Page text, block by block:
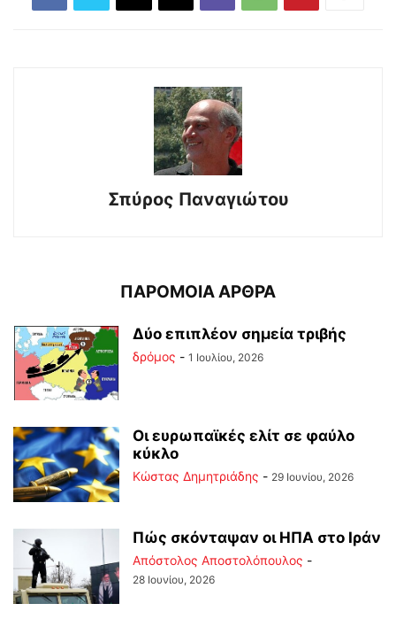
Σπύρος Παναγιώτου
ΠΑΡΟΜΟΙΑ ΑΡΘΡΑ
Δύο επιπλέον σημεία τριβής
δρόμος - 1 Ιουλίου, 2026
Οι ευρωπαϊκές ελίτ σε φαύλο
κύκλο
Kώστας Δημητριάδης - 29 Ιουνίου, 2026
Πώς σκόνταψαν οι ΗΠΑ στο Ιράν
Απόστολος Αποστολόπουλος -
28 Ιουνίου, 2026